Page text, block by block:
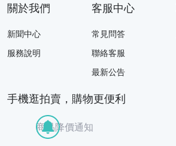
關於我們
新聞中心
服務說明
客服中心
常見問答
聯絡客服
最新公告
手機逛拍賣，購物更便利
商品降價通知